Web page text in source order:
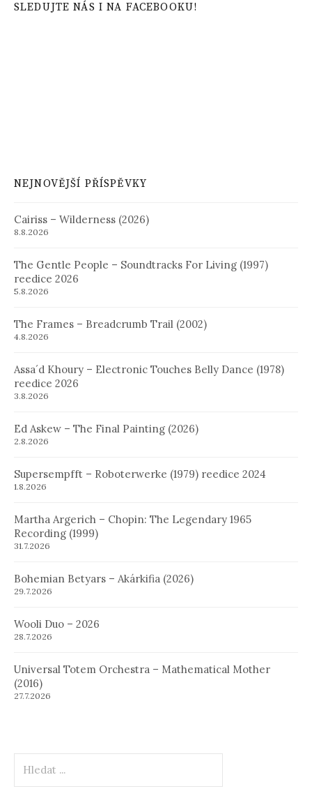
SLEDUJTE NÁS I NA FACEBOOKU!
NEJNOVĚJŠÍ PŘÍSPĚVKY
Cairiss – Wilderness (2026)
8.8.2026
The Gentle People – Soundtracks For Living (1997)
reedice 2026
5.8.2026
The Frames – Breadcrumb Trail (2002)
4.8.2026
Assa´d Khoury – Electronic Touches Belly Dance (1978)
reedice 2026
3.8.2026
Ed Askew – The Final Painting (2026)
2.8.2026
Supersempfft – Roboterwerke (1979) reedice 2024
1.8.2026
Martha Argerich – Chopin: The Legendary 1965
Recording (1999)
31.7.2026
Bohemian Betyars – Akárkifia (2026)
29.7.2026
Wooli Duo – 2026
28.7.2026
Universal Totem Orchestra – Mathematical Mother
(2016)
27.7.2026